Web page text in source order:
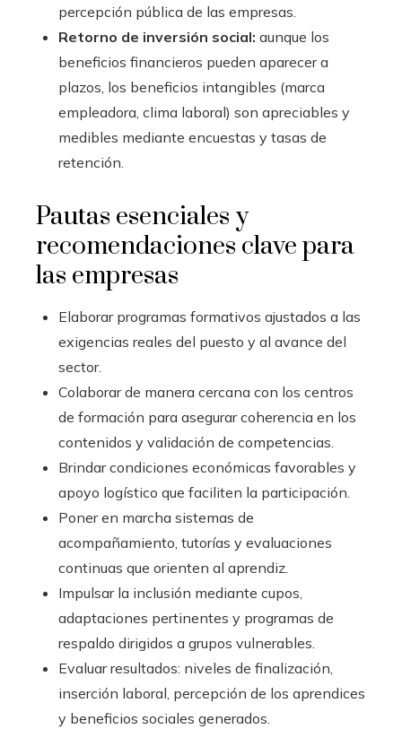
percepción pública de las empresas.
Retorno de inversión social: aunque los
beneficios financieros pueden aparecer a
plazos, los beneficios intangibles (marca
empleadora, clima laboral) son apreciables y
medibles mediante encuestas y tasas de
retención.
Pautas esenciales y
recomendaciones clave para
las empresas
Elaborar programas formativos ajustados a las
exigencias reales del puesto y al avance del
sector.
Colaborar de manera cercana con los centros
de formación para asegurar coherencia en los
contenidos y validación de competencias.
Brindar condiciones económicas favorables y
apoyo logístico que faciliten la participación.
Poner en marcha sistemas de
acompañamiento, tutorías y evaluaciones
continuas que orienten al aprendiz.
Impulsar la inclusión mediante cupos,
adaptaciones pertinentes y programas de
respaldo dirigidos a grupos vulnerables.
Evaluar resultados: niveles de finalización,
inserción laboral, percepción de los aprendices
y beneficios sociales generados.